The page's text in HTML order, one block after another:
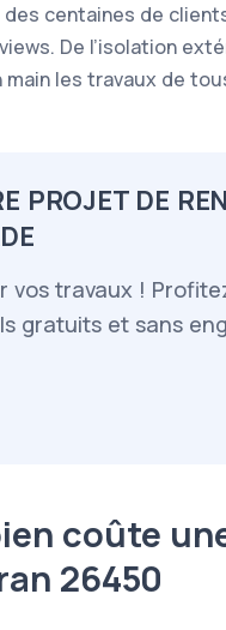
des centaines de
De l’isolation
main les travaux de
PROJET DE
vos travaux !
gratuits et sans
coûte
26450